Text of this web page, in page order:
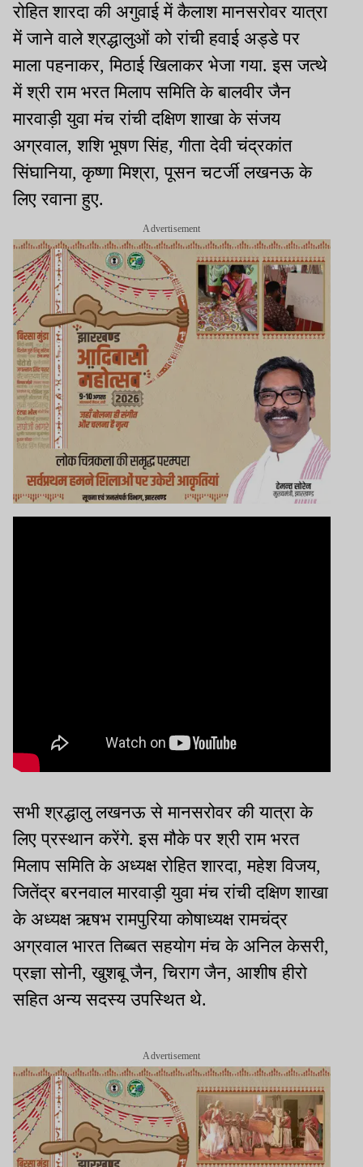
रोहित शारदा की अगुवाई में कैलाश मानसरोवर यात्रा
में जाने वाले श्रद्धालुओं को रांची हवाई अड्डे पर
माला पहनाकर, मिठाई खिलाकर भेजा गया. इस जत्थे
में श्री राम भरत मिलाप समिति के बालवीर जैन
मारवाड़ी युवा मंच रांची दक्षिण शाखा के संजय
अग्रवाल, शशि भूषण सिंह, गीता देवी चंद्रकांत
सिंघानिया, कृष्णा मिश्रा, पूसन चटर्जी लखनऊ के
लिए रवाना हुए.
Advertisement
सभी श्रद्धालु लखनऊ से मानसरोवर की यात्रा के
लिए प्रस्थान करेंगे. इस मौके पर श्री राम भरत
मिलाप समिति के अध्यक्ष रोहित शारदा, महेश विजय,
जितेंद्र बरनवाल मारवाड़ी युवा मंच रांची दक्षिण शाखा
के अध्यक्ष ऋषभ रामपुरिया कोषाध्यक्ष रामचंद्र
अग्रवाल भारत तिब्बत सहयोग मंच के अनिल केसरी,
प्रज्ञा सोनी, खुशबू जैन, चिराग जैन, आशीष हीरो
सहित अन्य सदस्य उपस्थित थे.
Advertisement